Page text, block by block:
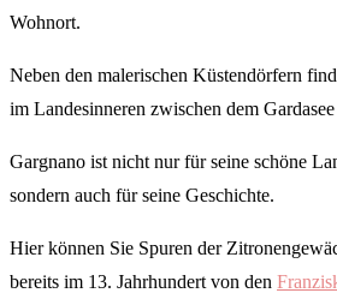
Wohnort.
Neben den malerischen Küstendörfern
im Landesinneren zwischen dem
Gargnano ist nicht nur für seine schöne
sondern auch für seine Geschichte.
Hier können Sie Spuren der
bereits im 13. Jahrhundert von den